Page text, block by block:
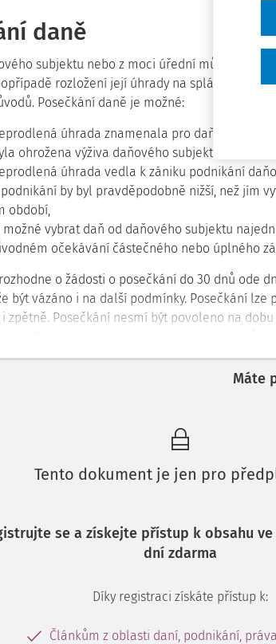
daně
subjektu nebo z moci úřední může
rozložení její úhrady na splátky (tj.
Posečkání daně je možné:
úhrada znamenala pro daňový subjekt
ohrožena výživa daňového subjektu nebo
úhrada vedla k zániku podnikání
by byl pravděpodobně nižší, než jím
období,
vybrat daň od daňového subjektu
očekávání částečného nebo úplného
o žádosti o posečkání do 30 dnů ode
být vázáno i na další podmínky. Posečkání
zpětně. Posečkání nesmí být povoleno na
posečkání nebo změnit anebo doplnit další
přičemž při tom není vázán návrhem
částky
daňovým subjektem je kromě úroku z
z jiného důvodu, než je posečkání.
písemně, a to v listinné podobě nebo
Máte
Tento dokument je jen pro
se a získejte přístup k obsahu ve
dní zdarma
Díky registraci získáte přístup k:
Článkům z oblasti daní, podnikání,